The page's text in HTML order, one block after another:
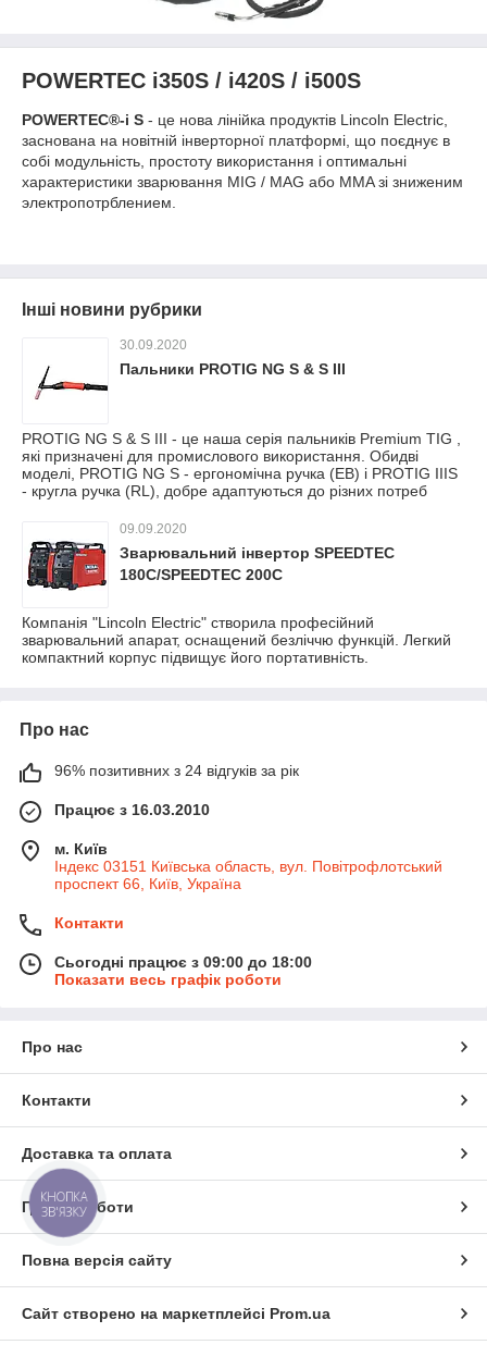
POWERTEC i350S / i420S / i500S
POWERTEC®-i S - це нова лінійка продуктів Lincoln Electric,
заснована на новітній інверторної платформі, що поєднує в
собі модульність, простоту використання і оптимальні
характеристики зварювання MIG / MAG або MMA зі зниженим
электропотрблением.
Інші новини рубрики
30.09.2020
Пальники PROTIG NG S & S III
PROTIG NG S & S III - це наша серія пальників Premium TIG ,
які призначені для промислового використання. Обидві
моделі, PROTIG NG S - ергономічна ручка (EB) і PROTIG IIIS
- кругла ручка (RL), добре адаптуються до різних потреб
09.09.2020
Зварювальний інвертор SPEEDTEC
180C/SPEEDTEC 200C
Компанія "Lincoln Electric" створила професійний
зварювальний апарат, оснащений безліччю функцій. Легкий
компактний корпус підвищує його портативність.
Про нас
96% позитивних з 24 відгуків за рік
Працює з 16.03.2010
м. Київ
Індекс 03151 Київська область, вул. Повітрофлотський
проспект 66, Київ, Україна
Контакти
Сьогодні працює з 09:00 до 18:00
Показати весь графік роботи
Про нас
Контакти
Доставка та оплата
Графік роботи
Повна версія сайту
Сайт створено на маркетплейсі Prom.ua
КНОПКА
ЗВ'ЯЗКУ